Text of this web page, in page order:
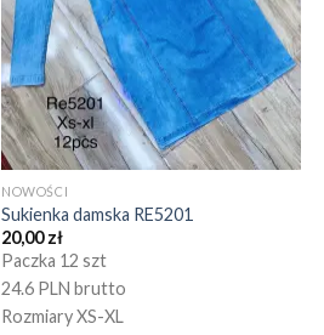
NOWOŚCI
Sukienka damska RE5201
20,00zł
Paczka 12 szt
24.6 PLN brutto
Rozmiary XS-XL